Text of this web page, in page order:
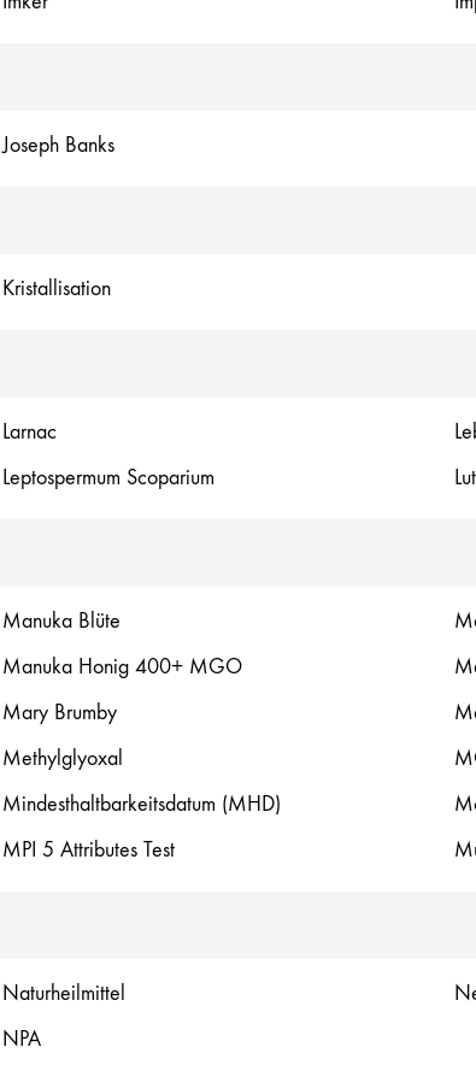
Joseph Banks
Kristallisation
Larnac
Leptospermum Scoparium
Manuka Blüte
Manuka Honig 400+ MGO
Mary Brumby
Methylglyoxal
Mindesthaltbarkeitsdatum (MHD)
MPI 5 Attributes Test
Naturheilmittel
NPA